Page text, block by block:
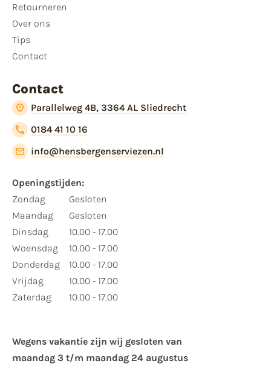
Retourneren
Over ons
Tips
Contact
Contact
Parallelweg 4B, 3364 AL Sliedrecht
0184 41 10 16
info@hensbergenserviezen.nl
Openingstijden:
Zondag
Maandag
Dinsdag
Woensdag
Donderdag
Vrijdag
Zaterdag
Gesloten
Gesloten
10.00 - 17.00
10.00 - 17.00
10.00 - 17.00
10.00 - 17.00
10.00 - 17.00
Wegens vakantie zijn wij gesloten van ​
maandag 3 t/m maandag 24 augustus